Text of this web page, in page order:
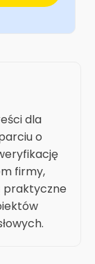
dla
o
firmy,
praktyczne